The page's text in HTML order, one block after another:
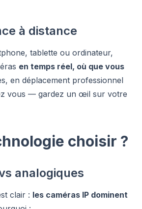
à distance
tablette ou ordinateur,
en temps réel, où que vous
en déplacement professionnel
vous — gardez un œil sur votre
choisir ?
analogiques
clair : les caméras IP dominent